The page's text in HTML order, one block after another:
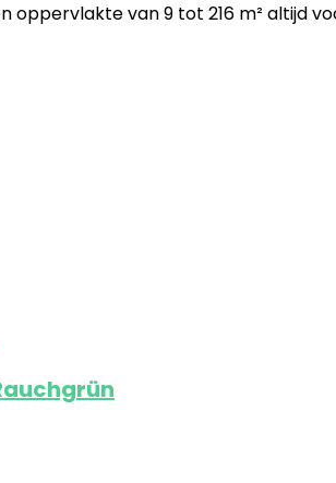
van 9 tot 216 m² altijd